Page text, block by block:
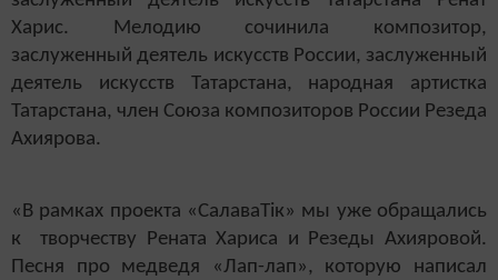
Харис. Мелодию сочинила композитор,
заслуженный деятель искусств России, заслуженный
деятель искусств Татарстана, народная артистка
Татарстана, член Союза композиторов России Резеда
Ахиярова.
«В рамках проекта «СалаваТік» мы уже обращались
к творчеству Рената Хариса и Резеды Ахияровой.
Песня про медведя «Лап-лап», которую написал